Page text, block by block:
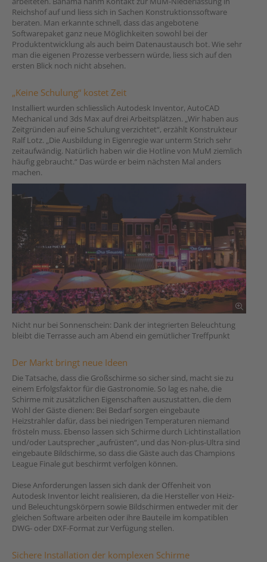
Reichshof auf und liess sich in Sachen Konstruktionssoftware
beraten. Man erkannte schnell, dass das angebotene
Softwarepaket ganz neue Möglichkeiten sowohl bei der
Produktentwicklung als auch beim Datenaustausch bot. Wie sehr
man die eigenen Prozesse verbessern würde, liess sich auf den
ersten Blick noch nicht absehen.
„Keine Schulung“ kostet Zeit
Installiert wurden schliesslich Autodesk Inventor, AutoCAD
Mechanical und 3ds Max auf drei Arbeitsplätzen. „Wir haben aus
Zeitgründen auf eine Schulung verzichtet“, erzählt Konstrukteur
Ralf Lotz. „Die Ausbildung in Eigenregie war unterm Strich sehr
zeitaufwändig. Natürlich haben wir die Hotline von MuM ziemlich
häufig gebraucht.“ Das würde er beim nächsten Mal anders
machen.
Nicht nur bei Sonnenschein: Dank der integrierten Beleuchtung
bleibt die Terrasse auch am Abend ein gemütlicher Treffpunkt
Der Markt bringt neue Ideen
Die Tatsache, dass die Großschirme so sicher sind, macht sie zu
einem Erfolgsfaktor für die Gastronomie. So lag es nahe, die
Schirme mit zusätzlichen Eigenschaften auszustatten, die dem
Wohl der Gäste dienen: Bei Bedarf sorgen eingebaute
Heizstrahler dafür, dass bei niedrigen Temperaturen niemand
frösteln muss. Ebenso lassen sich Schirme durch Lichtinstallation
und/oder Lautsprecher „aufrüsten“, und das Non-plus-Ultra sind
eingebaute Bildschirme, so dass die Gäste auch das Champions
League Finale gut beschirmt verfolgen können.
Diese Anforderungen lassen sich dank der Offenheit von
Autodesk Inventor leicht realisieren, da die Hersteller von Heiz-
und Beleuchtungskörpern sowie Bildschirmen entweder mit der
gleichen Software arbeiten oder ihre Bauteile im kompatiblen
DWG- oder DXF-Format zur Verfügung stellen.
Sichere Installation der komplexen Schirme